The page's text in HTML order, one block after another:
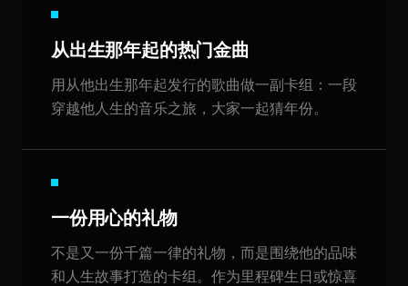
从出生那年起的热门金曲
用从他出生那年起发行的歌曲做一副卡组：一段
穿越他人生的音乐之旅，大家一起猜年份。
一份用心的礼物
不是又一份千篇一律的礼物，而是围绕他的品味
和人生故事打造的卡组。作为里程碑生日或惊喜